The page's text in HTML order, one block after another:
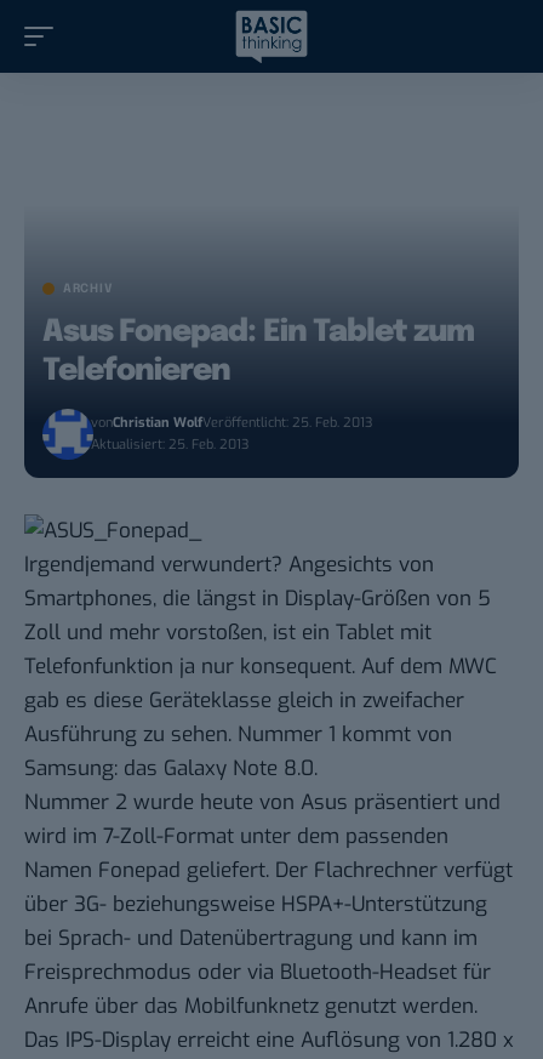
ARCHIV
Asus Fonepad: Ein Tablet zum
Telefonieren
vonChristian WolfVeröffentlicht: 25. Feb. 2013
Aktualisiert: 25. Feb. 2013
Irgendjemand verwundert? Angesichts von
Smartphones, die längst in Display-Größen von 5
Zoll und mehr vorstoßen, ist ein Tablet mit
Telefonfunktion ja nur konsequent. Auf dem MWC
gab es diese Geräteklasse gleich in zweifacher
Ausführung zu sehen. Nummer 1 kommt von
Samsung: das Galaxy Note 8.0.
Nummer 2 wurde heute von Asus präsentiert und
wird im 7-Zoll-Format unter dem passenden
Namen Fonepad geliefert. Der Flachrechner verfügt
über 3G- beziehungsweise HSPA+-Unterstützung
bei Sprach- und Datenübertragung und kann im
Freisprechmodus oder via Bluetooth-Headset für
Anrufe über das Mobilfunknetz genutzt werden.
Das IPS-Display erreicht eine Auflösung von 1.280 x